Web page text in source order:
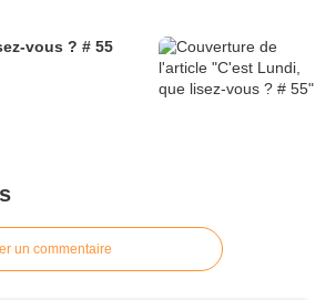
vous ? # 55
un commentaire